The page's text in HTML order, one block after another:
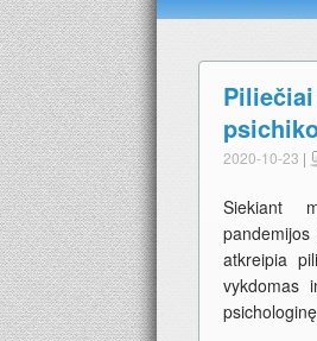
2020-10-23 |
Siekiant
atkreipia
vykdomas